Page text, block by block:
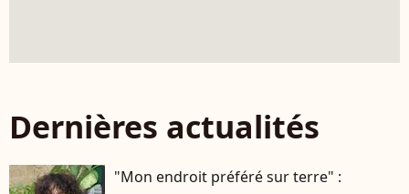
Dernières actualités
"Mon endroit préféré sur terre" :